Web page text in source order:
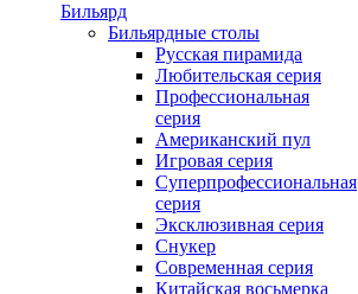
Бильярд
Бильярдные столы
Русская пирамида
Любительская серия
Профессиональная
серия
Американский пул
Игровая серия
Суперпрофессиональная
серия
Эксклюзивная серия
Снукер
Современная серия
Китайская восьмерка